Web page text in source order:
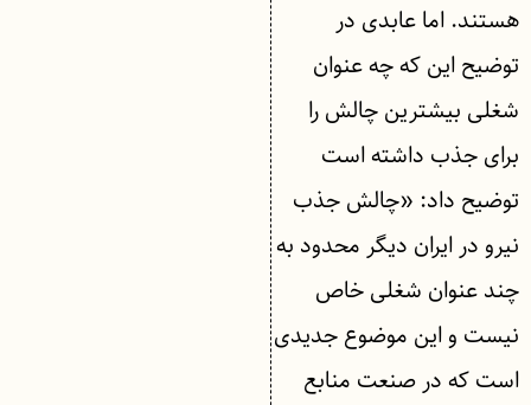
هستند. اما عابدی در
توضیح این که چه عنوان
شغلی بیشترین چالش را
برای جذب داشته است
توضیح داد: «چالش جذب
نیرو در ایران دیگر محدود به
چند عنوان شغلی خاص
نیست و این موضوع جدیدی
است که در صنعت منابع